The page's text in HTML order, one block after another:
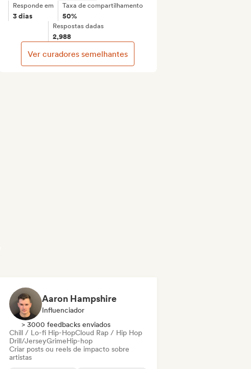
Responde em
3 dias
Taxa de compartilhamento
50%
Respostas dadas
2,988
Ver curadores semelhantes
Aaron Hampshire
Influenciador
> 3000 feedbacks enviados
Chill / Lo-fi Hip-HopCloud Rap / Hip Hop
Drill/JerseyGrimeHip-hop
Criar posts ou reels de impacto sobre
artistas